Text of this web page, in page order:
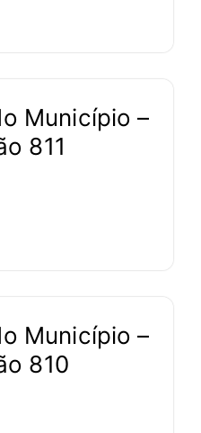
Município –
811
Município –
810